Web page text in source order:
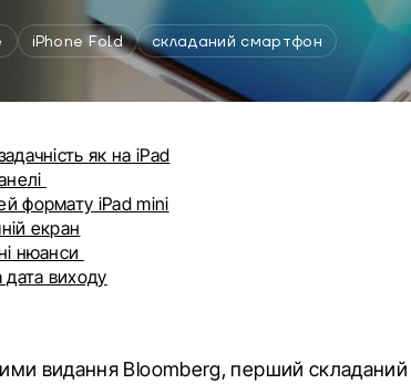
iPhone Fold складаний смартфон
видання Bloomberg, перший складаний
як на iPad
формату iPad mini
екран
нюанси
дата виходу